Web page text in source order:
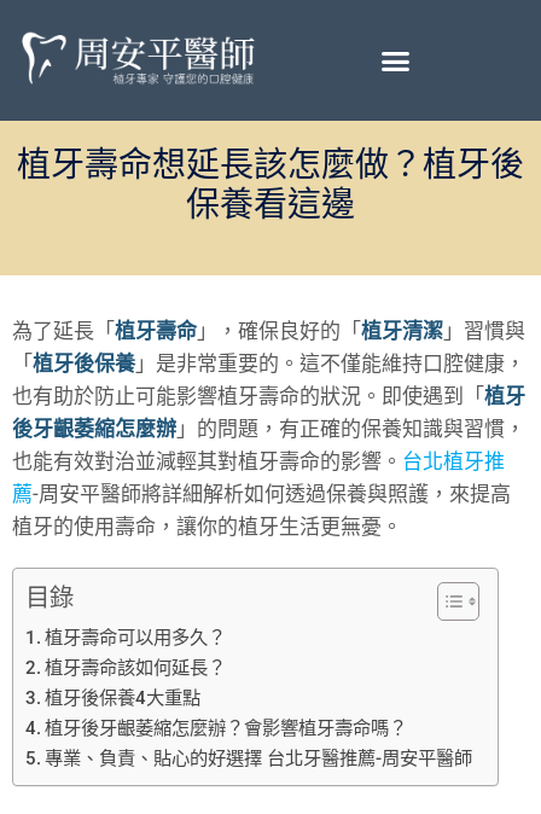
植牙壽命想延長該怎麼做？植牙後
保養看這邊
為了延長「植牙壽命」，確保良好的「植牙清潔 」習慣與
「植牙後保養」是非常重要的。這不僅能維持口腔健康，
也有助於防止可能影響植牙壽命的狀況。即使遇到「植牙
後牙齦萎縮怎麼辦 」的問題，有正確的保養知識與習慣，
也能有效對治並減輕其對植牙壽命的影響。 台北植牙推
薦-周安平醫師將詳細解析如何透過保養與照護，來提高
植牙的使用壽命，讓你的植牙生活更無憂。
目錄
植牙壽命可以用多久？
植牙壽命該如何延長？
植牙後保養4大重點
植牙後牙齦萎縮怎麼辦？會影響植牙壽命嗎？
專業、負責、貼心的好選擇 台北牙醫推薦-周安平醫師